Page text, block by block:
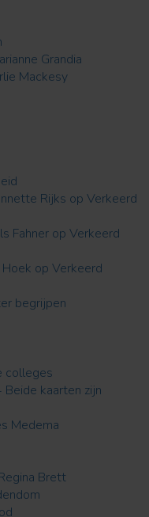
Grandia
Mackesy
Rijks op Verkeerd
Fahner op Verkeerd
Hoek op Verkeerd
begrijpen
colleges
kaarten zijn
Medema
Brett